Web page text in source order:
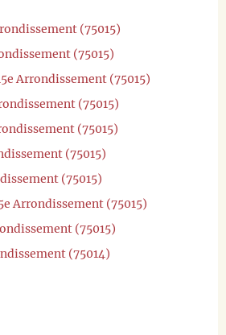
(75015)
(75015)
Arrondissement (75015)
(75015)
(75015)
(75015)
(75015)
Arrondissement (75015)
(75015)
(75014)